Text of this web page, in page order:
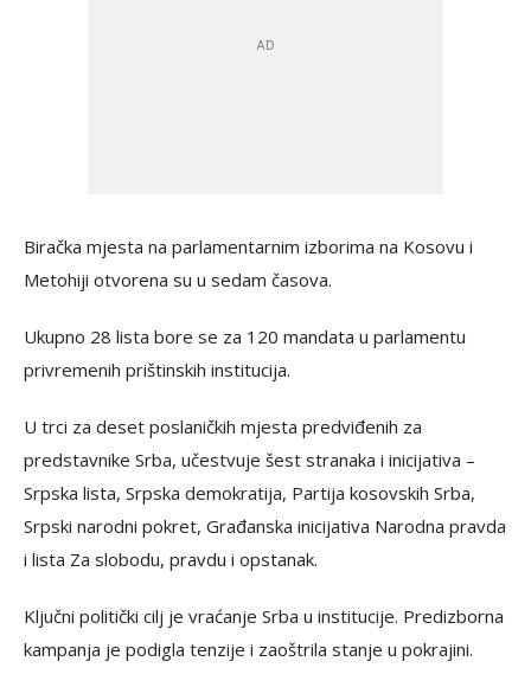
Biračka mjesta na parlamentarnim izborima na Kosovu i
Metohiji otvorena su u sedam časova.
Ukupno 28 lista bore se za 120 mandata u parlamentu
privremenih prištinskih institucija.
U trci za deset poslaničkih mjesta predviđenih za
predstavnike Srba, učestvuje šest stranaka i inicijativa –
Srpska lista, Srpska demokratija, Partija kosovskih Srba,
Srpski narodni pokret, Građanska inicijativa Narodna pravda
i lista Za slobodu, pravdu i opstanak.
Ključni politički cilj je vraćanje Srba u institucije. Predizborna
kampanja je podigla tenzije i zaoštrila stanje u pokrajini.